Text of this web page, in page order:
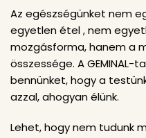
Az egészségünket nem
egyetlen étel , nem
mozgásforma, hanem a
összessége. A
bennünket, hogy a
azzal, ahogyan élünk.
Lehet, hogy nem tudunk